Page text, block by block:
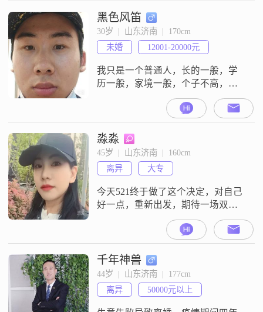
黑色风笛
30岁  |  山东济南  |  170cm
未婚
12001-20000元
我只是一个普通人，长的一般，学
历一般，家境一般，个子不高，也
不是很有钱，所以我也想找一个普
通人，我不奢求我的另一半富裕、
漂亮、身材好，只希望能够陪伴
我、懂我、尊重我。我不吸烟，所
以希望你也不要吸烟；我没有纹
身，所以希望你也没有纹身；我没
有同居史，所以希望你也没有过同
居史我不会以爱之名束缚你，你可
以做任何你想做的事情，但
淼淼
45岁  |  山东济南  |  160cm
离异
大专
今天521终于做了这个决定，对自己
好一点，重新出发，期待一场双向
奔赴的温暖…你好，感谢你点开我
的页面。当你看到这段文字时，我
想我们已经开始了第一次的“对话”。
我是一位经历过一段婚姻的普通人,
过去的岁月里有欢笑，也有遗憾…
它让我更清晰地认识了自己，也更
懂得了包容与珍惜…没有对错，只
有成长…生活中的我比较真实，性
千年神兽
44岁  |  山东济南  |  177cm
离异
50000元以上